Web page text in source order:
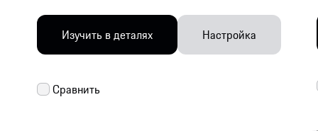
Изучить в деталях Настройка